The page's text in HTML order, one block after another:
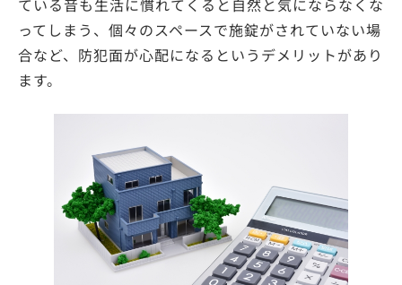
ている音も生活に慣れてくると自然と気にならなくな
ってしまう、個々のスペースで施錠がされていない場
合など、防犯面が心配になるというデメリットがあり
ます。